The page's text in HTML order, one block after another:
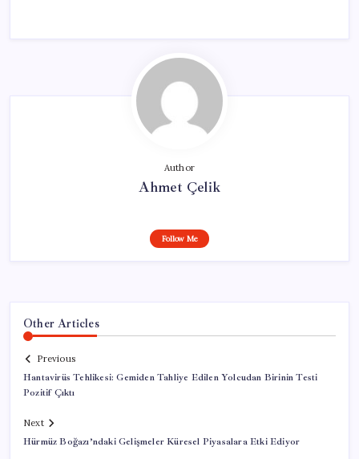
Author
Ahmet Çelik
Follow Me
Other Articles
Previous
Hantavirüs Tehlikesi: Gemiden Tahliye Edilen Yolcudan Birinin Testi
Pozitif Çıktı
Next
Hürmüz Boğazı’ndaki Gelişmeler Küresel Piyasalara Etki Ediyor